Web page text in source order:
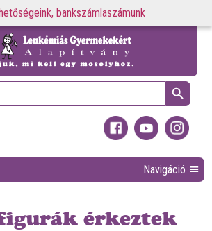
bankszámlaszámunk
Search Button
Navigáció
érkeztek